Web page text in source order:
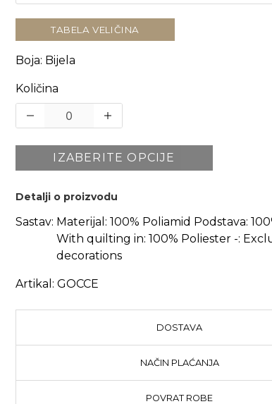
TABELA VELIČINA
Boja: Bijela
Količina
IZABERITE OPCIJE
Detalji o proizvodu
Sastav: Materijal: 100% Poliamid Podstava:
With quilting in: 100% Poliester -:
decorations
Artikal: GOCCE
DOSTAVA
NAČIN PLAĆANJA
POVRAT ROBE